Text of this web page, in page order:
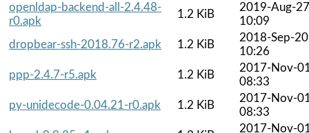
openldap-backend-all-2.4.48-
r0.apk
1.2 KiB
2019-Aug-27
10:09
dropbear-ssh-2018.76-r2.apk
1.2 KiB
2018-Sep-20
10:26
ppp-2.4.7-r5.apk
1.2 KiB
2017-Nov-
08:33
py-unidecode-0.04.21-r0.apk
1.2 KiB
2017-Nov-
08:33
2017-Nov-